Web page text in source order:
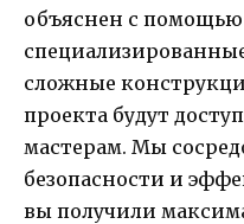
объяснен с
сложные
проекта будут
мастерам. Мы
безопасности и
вы получили